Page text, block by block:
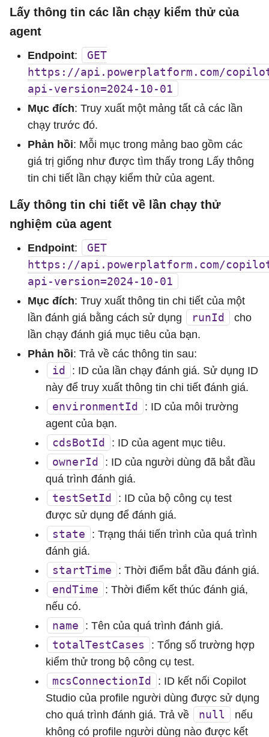
Lấy thông tin các lần chạy kiểm thử của
agent
Endpoint:
GET
https://api.powerplatform.com/
api-version=2024-10-01
Mục đích: Truy xuất một mảng tất cả các lần
chạy trước đó.
Phản hồi: Mỗi mục trong mảng bao gồm các
giá trị giống như được tìm thấy trong Lấy thông
tin chi tiết lần chạy kiểm thử của agent.
Lấy thông tin chi tiết về lần chạy thử
nghiệm của agent
Endpoint:
GET
https://api.powerplatform.com/
api-version=2024-10-01
Mục đích: Truy xuất thông tin chi tiết của một
lần đánh giá bằng cách sử dụng
runId
cho
lần chạy đánh giá mục tiêu của bạn.
Phản hồi: Trả về các thông tin sau:
id
: ID của lần chạy đánh giá. Sử dụng ID
này để truy xuất thông tin chi tiết đánh giá.
environmentId
: ID của môi trường
agent của bạn.
cdsBotId : ID của agent mục tiêu.
ownerId
: ID của người dùng đã bắt đầu
quá trình đánh giá.
testSetId
: ID của bộ công cụ test
được sử dụng để đánh giá.
state
: Trạng thái tiến trình của quá trình
đánh giá.
startTime : Thời điểm bắt đầu đánh giá.
endTime
: Thời điểm kết thúc đánh giá,
nếu có.
name : Tên của quá trình đánh giá.
totalTestCases
: Tổng số trường hợp
kiểm thử trong bộ công cụ test.
mcsConnectionId
: ID kết nối Copilot
Studio của profile người dùng được sử dụng
cho quá trình đánh giá. Trả về
null
nếu
không có profile người dùng nào được kết